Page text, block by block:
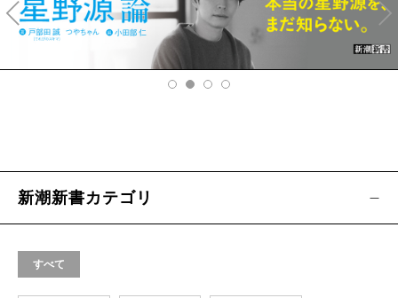
v
Ne
xt
新潮新書カテゴリ
すべて